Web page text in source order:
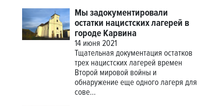
Мы задокументировали
остатки нацистских лагерей в
городе Карвина
14 июня 2021
Тщательная документация остатков
трех нацистских лагерей времен
Второй мировой войны и
обнаружение еще одного лагеря для
сове...